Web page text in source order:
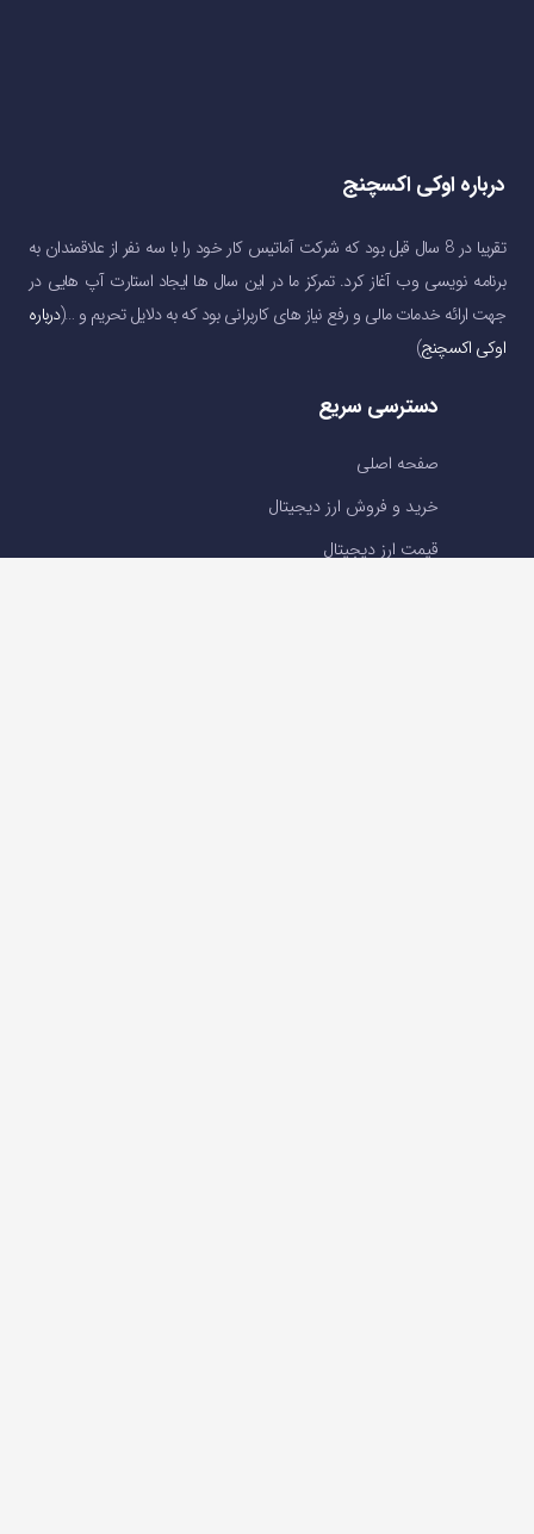
درباره اوکی اکسچنج
تقریبا در 8 سال قبل بود که شرکت آماتیس کار خود را با سه نفر از علاقمندان به
برنامه نویسی وب آغاز کرد. تمرکز ما در این سال ها ایجاد استارت آپ هایی در
جهت ارائه خدمات مالی و رفع نیاز های کاربرانی بود که به دلایل تحریم و …(درباره
اوکی اکسچنج)
دسترسی سریع
صفحه اصلی
خرید و فروش ارز دیجیتال
قیمت ارز دیجیتال